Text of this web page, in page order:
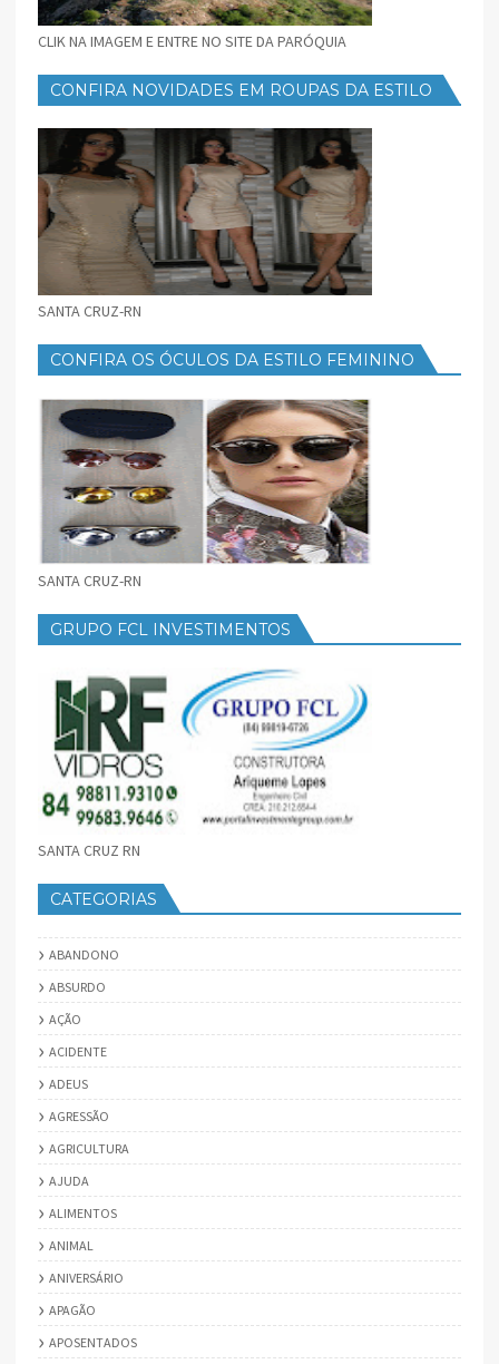
CLIK NA IMAGEM E ENTRE NO SITE DA PARÓQUIA
CONFIRA NOVIDADES EM ROUPAS DA ESTILO
SANTA CRUZ-RN
CONFIRA OS ÓCULOS DA ESTILO FEMININO
SANTA CRUZ-RN
GRUPO FCL INVESTIMENTOS
SANTA CRUZ RN
CATEGORIAS
ABANDONO
ABSURDO
AÇÃO
ACIDENTE
ADEUS
AGRESSÃO
AGRICULTURA
AJUDA
ALIMENTOS
ANIMAL
ANIVERSÁRIO
APAGÃO
APOSENTADOS